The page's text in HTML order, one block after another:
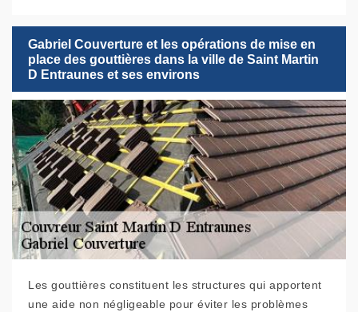
Gabriel Couverture et les opérations de mise en
place des gouttières dans la ville de Saint Martin
D Entraunes et ses environs
Les gouttières constituent les structures qui apportent
une aide non négligeable pour éviter les problèmes